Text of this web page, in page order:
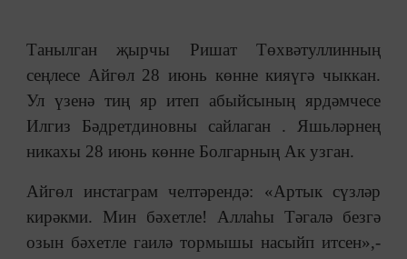
Танылган җырчы Ришат Төхвәтуллинның
сеңлесе Айгөл 28 июнь көнне кияүгә чыккан.
Ул үзенә тиң яр итеп абыйсының ярдәмчесе
Илгиз Бәдретдиновны сайлаган . Яшьләрнең
никахы 28 июнь көнне Болгарның Ак узган.
Айгөл инстаграм челтәрендә: «Артык сүзләр
кирәкми. Мин бәхетле! Аллаһы Тәгалә безгә
озын бәхетле гаилә тормышы насыйп итсен»,-